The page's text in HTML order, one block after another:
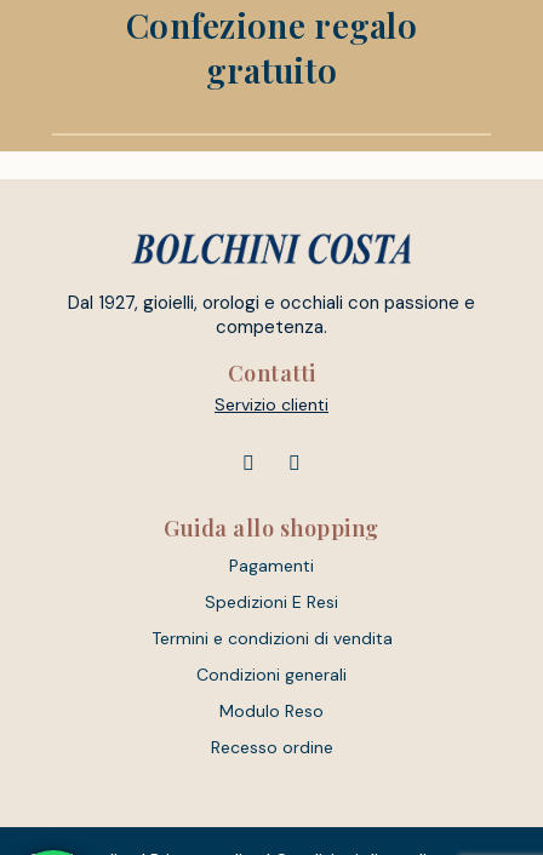
Confezione regalo
gratuito
Dal 1927, gioielli, orologi e occhiali con passione e
competenza.
Contatti
Servizio clienti
Guida allo shopping
Pagamenti
Spedizioni E Resi
Termini e condizioni di vendita
Condizioni generali
Modulo Reso
Recesso ordine